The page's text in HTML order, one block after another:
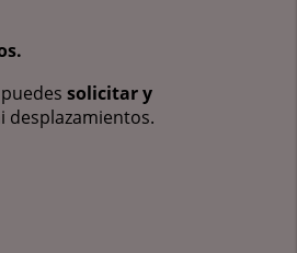
solicitar y
desplazamientos.